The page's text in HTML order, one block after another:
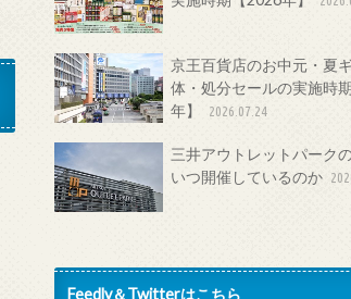
京王百貨店のお中元・夏
体・処分セールの実施時
年】
2026.07.24
三井アウトレットパーク
いつ開催しているのか
Feedly＆Twitterはこちら